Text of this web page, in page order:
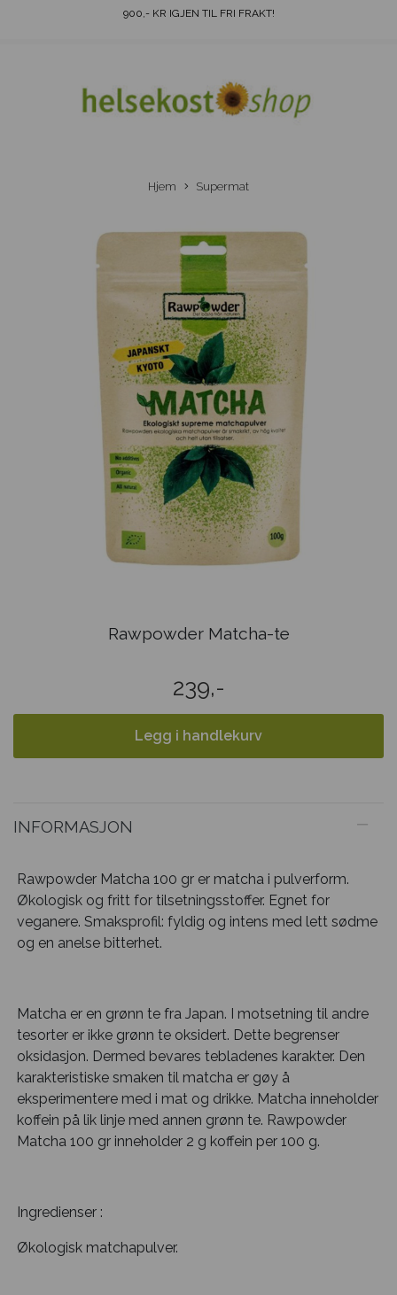
900,- KR IGJEN TIL FRI FRAKT!
Hjem Supermat
Rawpowder Matcha-te
239,-
Legg i handlekurv
INFORMASJON
Rawpowder Matcha 100 gr er matcha i pulverform.
Økologisk og fritt for tilsetningsstoffer. Egnet for
veganere. Smaksprofil: fyldig og intens med lett sødme
og en anelse bitterhet.
Matcha er en grønn te fra Japan. I motsetning til andre
tesorter er ikke grønn te oksidert. Dette begrenser
oksidasjon. Dermed bevares tebladenes karakter. Den
karakteristiske smaken til matcha er gøy å
eksperimentere med i mat og drikke. Matcha inneholder
koffein på lik linje med annen grønn te. Rawpowder
Matcha 100 gr inneholder 2 g koffein per 100 g.
Ingredienser :
Økologisk matchapulver.